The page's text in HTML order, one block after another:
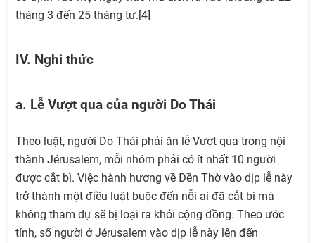
tháng 3 đến 25 tháng tư.[4]
IV. Nghi thức
a. Lễ Vượt qua của người Do Thái
Theo luật, người Do Thái phải ăn lễ Vượt qua trong nội
thành Jérusalem, mỗi nhóm phải có ít nhất 10 người
được cắt bì. Việc hành hương về Đền Thờ vào dịp lễ này
trở thành một điều luật buộc đến nỗi ai đã cắt bì mà
không tham dự sẽ bị loại ra khỏi cộng đồng. Theo ước
tính, số người ở Jérusalem vào dịp lễ này lên đến